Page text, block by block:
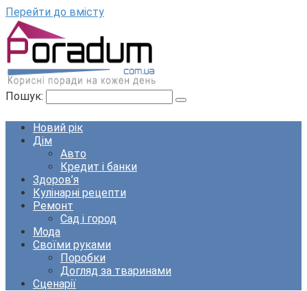
Перейти до вмісту
Пошук:
Новий рік
Дім
Авто
Кредит і банки
Здоров’я
Кулінарні рецепти
Ремонт
Сад і город
Мода
Своїми руками
Поробки
Догляд за тваринами
Сценарії